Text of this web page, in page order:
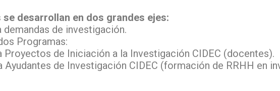
desarrollan en dos grandes ejes:
demandas de investigación.
Programas:
Proyectos de Iniciación a la Investigación CIDEC (docentes).
Ayudantes de Investigación CIDEC (formación de RRHH en